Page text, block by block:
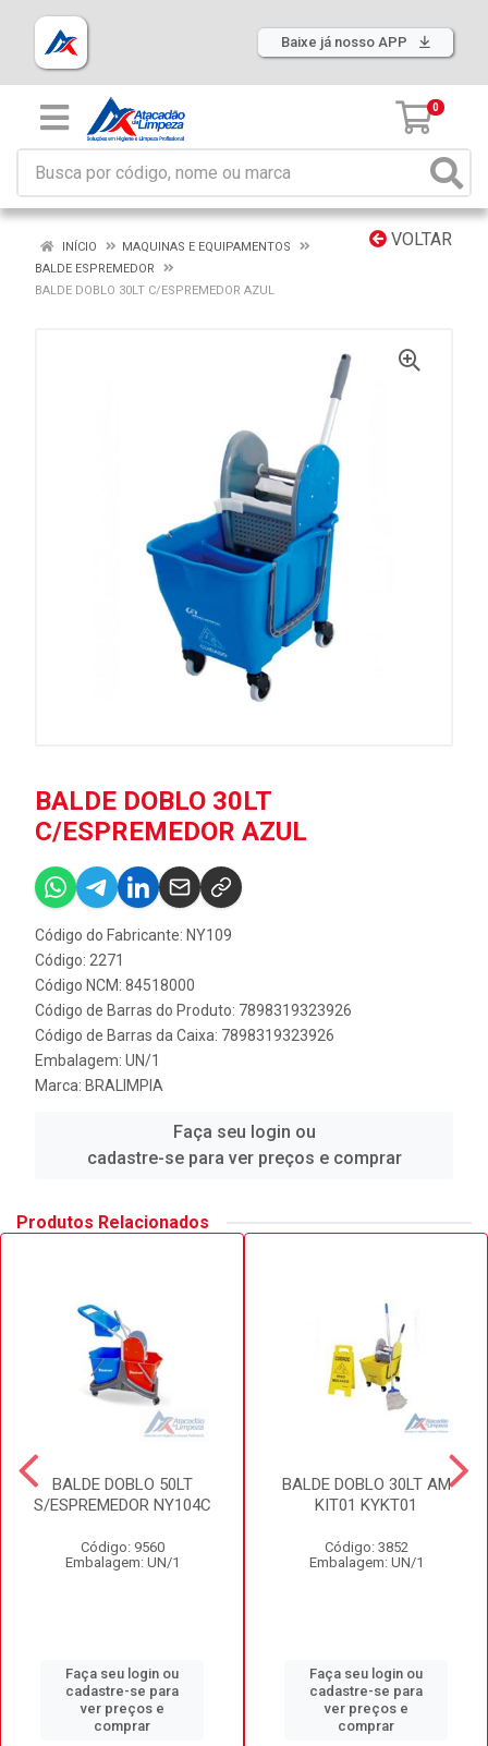
Baixe já nosso APP
0
VOLTAR
INÍCIO
MAQUINAS E EQUIPAMENTOS
BALDE ESPREMEDOR
BALDE DOBLO 30LT C/ESPREMEDOR AZUL
BALDE DOBLO 30LT
C/ESPREMEDOR AZUL
Código do Fabricante: NY109
Código: 2271
Código NCM: 84518000
Código de Barras do Produto: 7898319323926
Código de Barras da Caixa: 7898319323926
Embalagem: UN/1
Marca: BRALIMPIA
Faça seu login ou
cadastre-se para ver preços e comprar
Produtos Relacionados
BALDE DOBLO 50LT
S/ESPREMEDOR NY104C
Código: 9560
Embalagem: UN/1
Faça seu login ou
cadastre-se para
ver preços e
comprar
BALDE DOBLO 30LT AM
KIT01 KYKT01
Código: 3852
Embalagem: UN/1
Faça seu login ou
cadastre-se para
ver preços e
comprar